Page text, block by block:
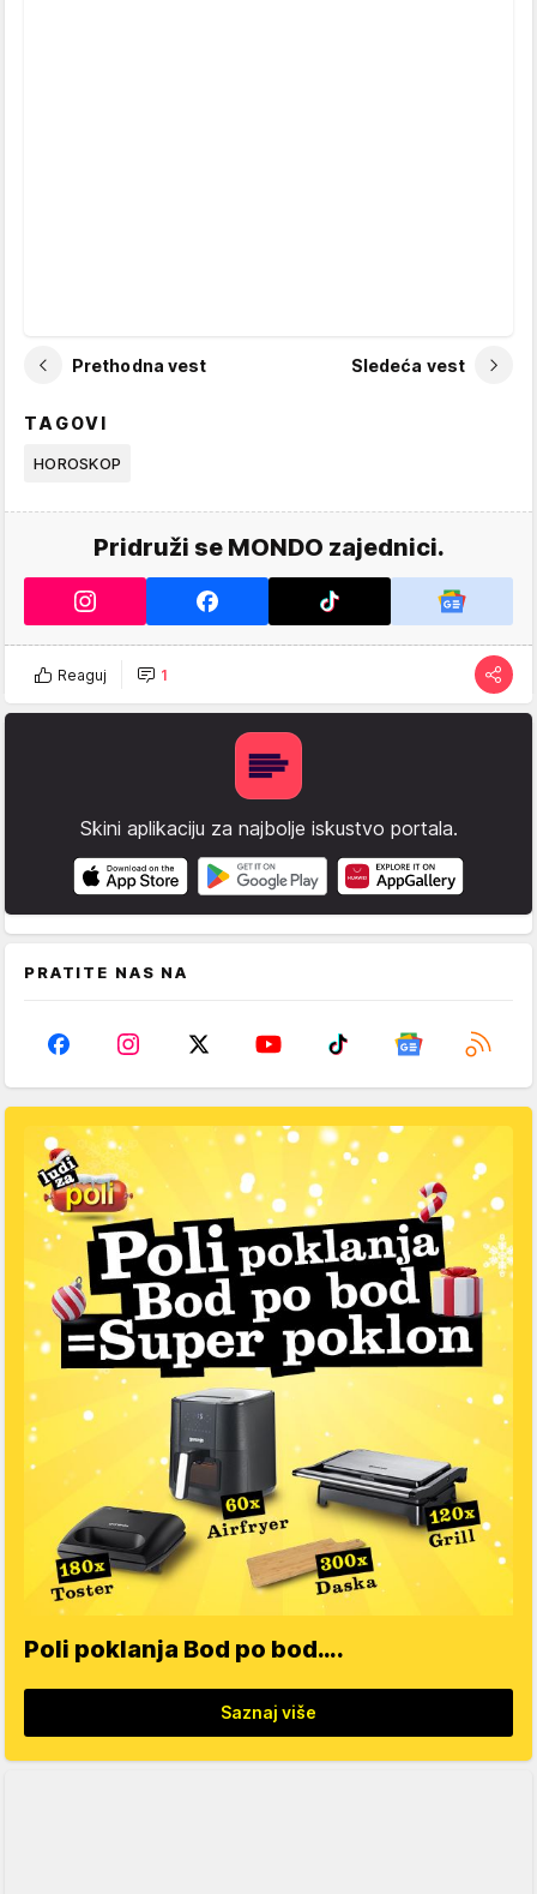
Prethodna vest Sledeća vest
TAGOVI
HOROSKOP
Pridruži se MONDO zajednici.
Reaguj 1
Skini aplikaciju za najbolje iskustvo portala.
PRATITE NAS NA
Poli poklanja Bod po bod….
Saznaj više